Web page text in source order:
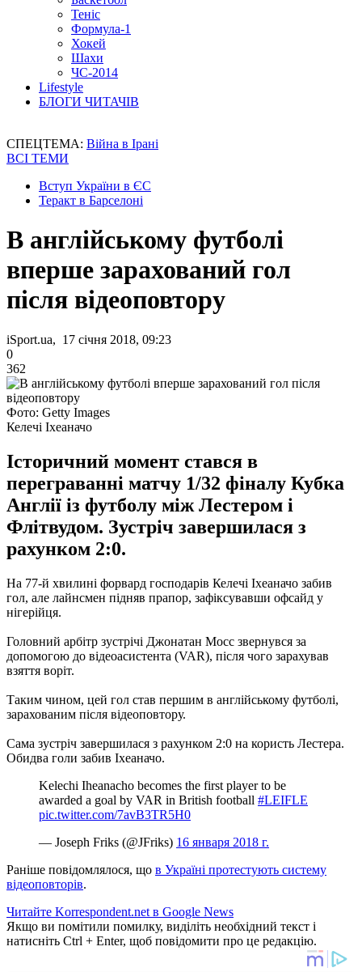
Теніс
Формула-1
Хокей
Шахи
ЧС-2014
Lifestyle
БЛОГИ ЧИТАЧІВ
СПЕЦТЕМА: Війна в Ірані
ВСІ ТЕМИ
Вступ України в ЄС
Теракт в Барселоні
В англійському футболі
вперше зарахований гол
після відеоповтору
iSport.ua, 17 січня 2018, 09:23
0
362
Фото: Getty Images
Келечі Іхеаначо
Історичний момент стався в
переграванні матчу 1/32 фіналу Кубка
Англії із футболу між Лестером і
Флітвудом. Зустріч завершилася з
рахунком 2:0.
На 77-й хвилині форвард господарів Келечі Іхеаначо забив
гол, але лайнсмен підняв прапор, зафіксувавши офсайд у
нігерійця.
Головний арбітр зустрічі Джонатан Мосс звернувся за
допомогою до відеоасистента (VAR), після чого зарахував
взяття воріт.
Таким чином, цей гол став першим в англійському футболі,
зарахованим після відеоповтору.
Сама зустріч завершилася з рахунком 2:0 на користь Лестера.
Обидва голи забив Іхеаначо.
Kelechi Iheanacho becomes the first player to be
awarded a goal by VAR in British football #LEIFLE
pic.twitter.com/7avB3TR5H0
— Joseph Friks (@JFriks) 16 января 2018 г.
Раніше повідомлялося, що в Україні протестують систему
відеоповторів.
Читайте Korrespondent.net в Google News
Якщо ви помітили помилку, виділіть необхідний текст і
натисніть Ctrl + Enter, щоб повідомити про це редакцію.